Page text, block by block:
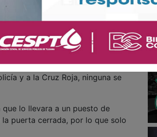
Alonso y su esposa aprovechó
les empezó a gritar, por lo que
y a la Cruz Roja, ninguna se
lo llevara a un puesto de
puerta cerrada, por lo que solo